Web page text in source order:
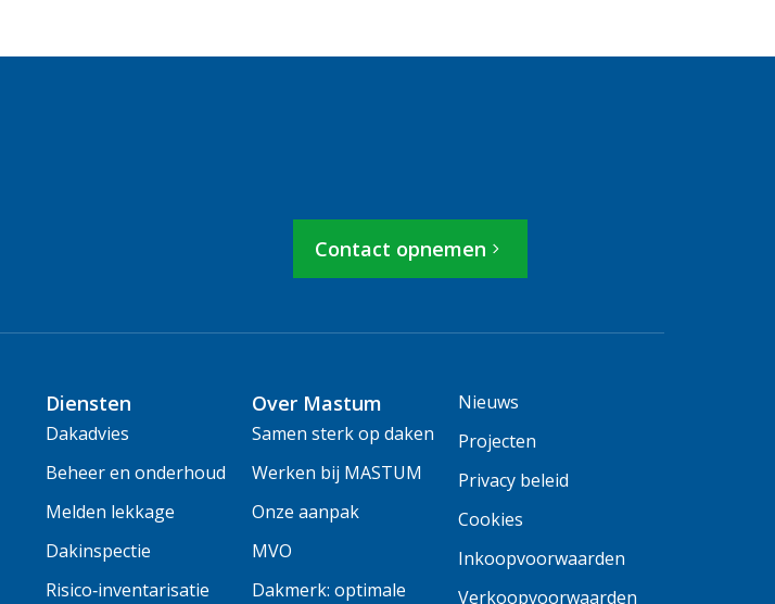
Contact opnemen
Diensten
Dakadvies
Beheer en onderhoud
Melden lekkage
Dakinspectie
Risico‑inventarisatie
Over Mastum
Samen sterk op daken
Werken bij MASTUM
Onze aanpak
MVO
Dakmerk: optimale
Nieuws
Projecten
Privacy beleid
Cookies
Inkoopvoorwaarden
Verkoopvoorwaarden